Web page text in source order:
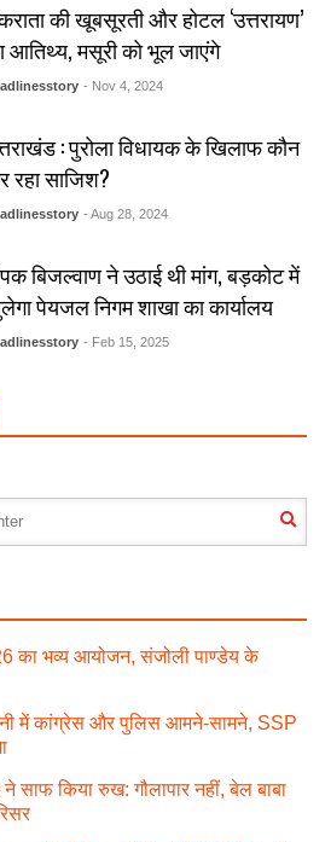
की खूबसूरती और होटल ‘उत्तरायण’
आतिथ्य, मसूरी को भूल जाएंगे
- Nov 4, 2024
: पुरोला विधायक के खिलाफ कौन
रहा साजिश?
- Aug 28, 2024
बिजल्वाण ने उठाई थी मांग, बड़कोट में
पेयजल निगम शाखा का कार्यालय
- Feb 15, 2025
का भव्य आयोजन, संजोली पाण्डेय के
में कांग्रेस और पुलिस आमने-सामने, SSP
ने साफ किया रुख: गौलापार नहीं, बेल बाबा